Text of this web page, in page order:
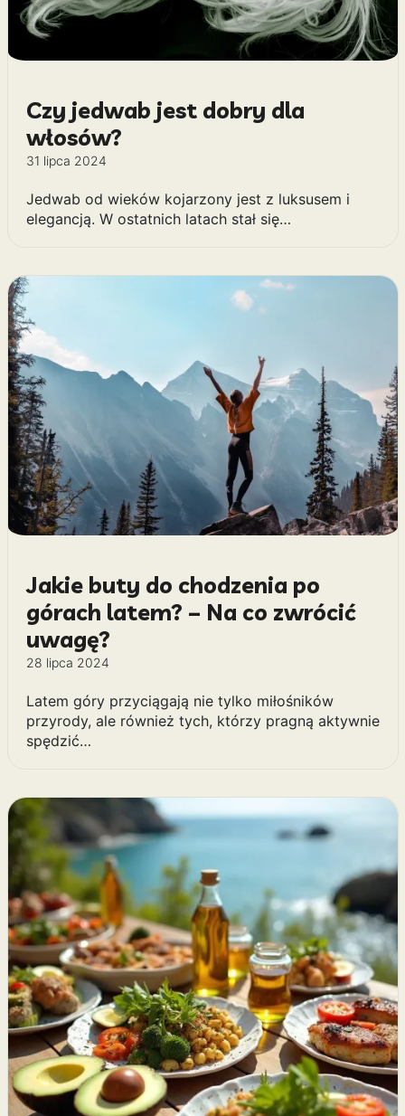
Czy jedwab jest dobry dla
włosów?
31 lipca 2024
Jedwab od wieków kojarzony jest z luksusem i
elegancją. W ostatnich latach stał się…
Jakie buty do chodzenia po
górach latem? – Na co zwrócić
uwagę?
28 lipca 2024
Latem góry przyciągają nie tylko miłośników
przyrody, ale również tych, którzy pragną aktywnie
spędzić…